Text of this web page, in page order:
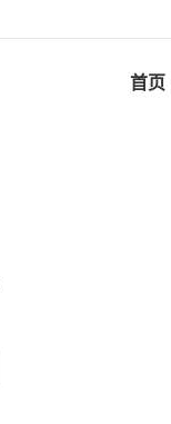
首页